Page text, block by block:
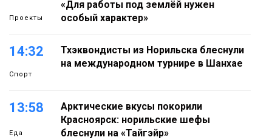
Проекты
«Для работы под землёй нужен
особый характер»
14:32
Спорт
Тхэквондисты из Норильска блеснули
на международном турнире в Шанхае
13:58
Еда
Арктические вкусы покорили
Красноярск: норильские шефы
блеснули на «Тайгэйр»